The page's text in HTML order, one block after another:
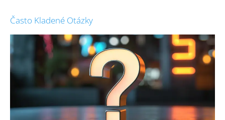
Často Kladené Otázky